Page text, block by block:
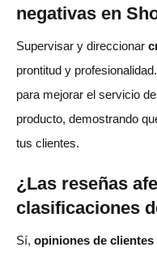
negativas en
Supervisar y direccionar
prontitud y
para mejorar el servicio
producto, demostrando
tus clientes.
¿Las reseñas
clasificaciones
Sí, opiniones de clientes